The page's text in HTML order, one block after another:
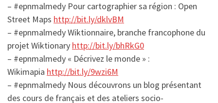
– #epnmalmedy Pour cartographier sa région : Open
Street Maps http://bit.ly/dklvBM
– #epnmalmedy Wiktionnaire, branche francophone du
projet Wiktionary http://bit.ly/bhRkG0
– #epnmalmedy « Décrivez le monde » :
Wikimapia http://bit.ly/9wzi6M
– #epnmalmedy Nous découvrons un blog présentant
des cours de français et des ateliers socio-